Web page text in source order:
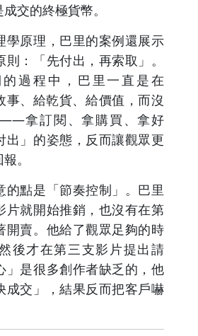
交的終極貨幣。
學原理，巴里的案例還展示
：「先付出，再索取」。
過程中，巴里一直是在
、給乾貨、給價值，而沒
拿訂閱、拿購買、拿好
出」的姿態，反而讓觀眾更
。
的點是「節奏控制」。巴里
片就開始推銷，也沒有在第
開賣。他給了觀眾足夠的時
後才在第三支影片提出請
」是很多創作者缺乏的，他
成交」，結果反而把客戶嚇